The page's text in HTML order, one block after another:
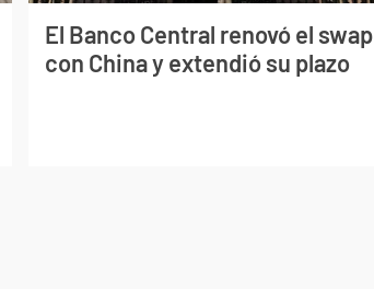
El Banco Central renovó el swap
con China y extendió su plazo